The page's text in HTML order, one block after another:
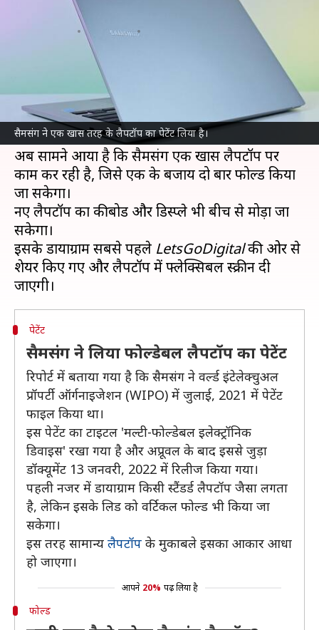
सैमसंग ने एक खास तरह के लैपटॉप का पेटेंट लिया है।
Jan 16, 2022
साउथ कोरियन टेक कंपनी
के पास बड़ा स्मार्टफोन
मार्केट शेयर तो है ही, वह दूसरे इनोवेटिव प्रोडक्ट्स भी
बनाती है।
अब सामने आया है कि सैमसंग एक खास लैपटॉप पर
काम कर रही है, जिसे एक के बजाय दो बार फोल्ड किया
जा सकेगा।
नए लैपटॉप का कीबोर्ड और डिस्प्ले भी बीच से मोड़ा जा
सकेगा।
इसके डायाग्राम सबसे पहले LetsGoDigitalकी ओर से
शेयर किए गए और लैपटॉप में फ्लेक्सिबल स्क्रीन दी
पेटेंट
सैमसंग ने लिया फोल्डेबल लैपटॉप का पेटेंट
रिपोर्ट में बताया गया है कि सैमसंग ने वर्ल्ड इंटेलेक्चुअल
प्रॉपर्टी ऑर्गनाइजेशन (WIPO) में जुलाई, 2021 में पेटेंट
फाइल किया था।
इस पेटेंट का टाइटल 'मल्टी-फोल्डेबल इलेक्ट्रॉनिक
डिवाइस' रखा गया है और अप्रूवल के बाद इससे जुड़ा
डॉक्यूमेंट 13 जनवरी, 2022 में रिलीज किया गया।
पहली नजर में डायाग्राम किसी स्टैंडर्ड लैपटॉप जैसा लगता
है, लेकिन इसके लिड को वर्टिकल फोल्ड भी किया जा
सकेगा।
इस तरह सामान्य लैपटॉप के मुकाबले इसका आकार आधा
हो जाएगा।
आपने 20% पढ़ लिया है
फोल्ड